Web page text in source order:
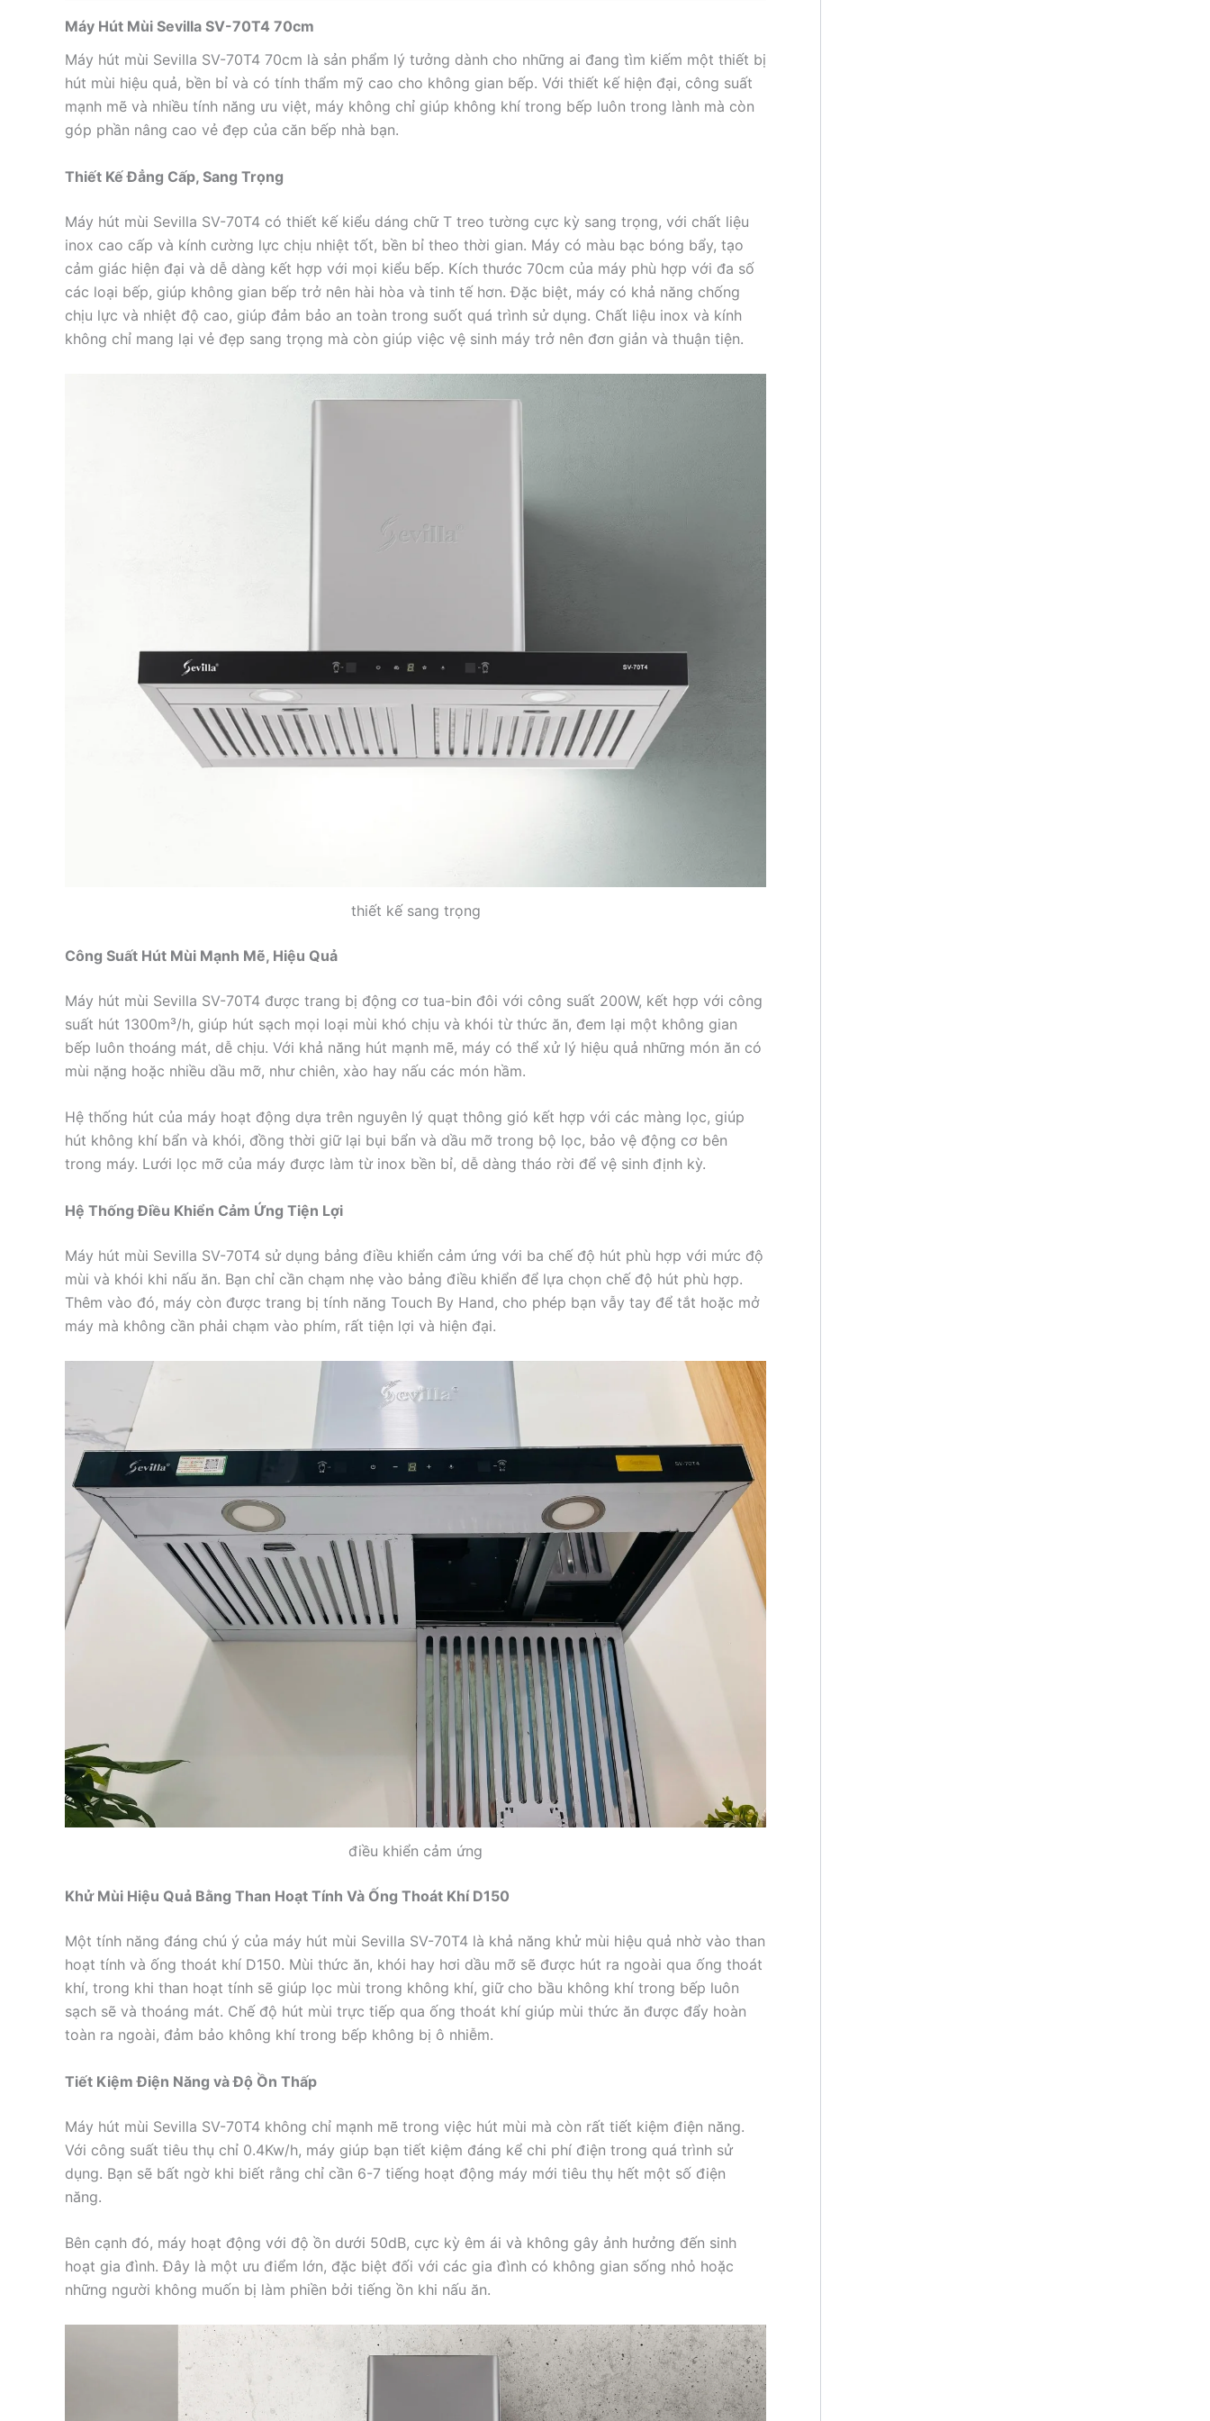
Máy Hút Mùi Sevilla SV-70T4 70cm
Máy hút mùi Sevilla SV-70T4 70cm là sản phẩm lý tưởng dành cho những ai đang tìm kiếm một thiết bị
hút mùi hiệu quả, bền bỉ và có tính thẩm mỹ cao cho không gian bếp. Với thiết kế hiện đại, công suất
mạnh mẽ và nhiều tính năng ưu việt, máy không chỉ giúp không khí trong bếp luôn trong lành mà còn
góp phần nâng cao vẻ đẹp của căn bếp nhà bạn.
Thiết Kế Đẳng Cấp, Sang Trọng
Máy hút mùi Sevilla SV-70T4 có thiết kế kiểu dáng chữ T treo tường cực kỳ sang trọng, với chất liệu
inox cao cấp và kính cường lực chịu nhiệt tốt, bền bỉ theo thời gian. Máy có màu bạc bóng bẩy, tạo
cảm giác hiện đại và dễ dàng kết hợp với mọi kiểu bếp. Kích thước 70cm của máy phù hợp với đa số
các loại bếp, giúp không gian bếp trở nên hài hòa và tinh tế hơn. Đặc biệt, máy có khả năng chống
chịu lực và nhiệt độ cao, giúp đảm bảo an toàn trong suốt quá trình sử dụng. Chất liệu inox và kính
không chỉ mang lại vẻ đẹp sang trọng mà còn giúp việc vệ sinh máy trở nên đơn giản và thuận tiện.
thiết kế sang trọng
Công Suất Hút Mùi Mạnh Mẽ, Hiệu Quả
Máy hút mùi Sevilla SV-70T4 được trang bị động cơ tua-bin đôi với công suất 200W, kết hợp với công
suất hút 1300m³/h, giúp hút sạch mọi loại mùi khó chịu và khói từ thức ăn, đem lại một không gian
bếp luôn thoáng mát, dễ chịu. Với khả năng hút mạnh mẽ, máy có thể xử lý hiệu quả những món ăn có
mùi nặng hoặc nhiều dầu mỡ, như chiên, xào hay nấu các món hầm.
Hệ thống hút của máy hoạt động dựa trên nguyên lý quạt thông gió kết hợp với các màng lọc, giúp
hút không khí bẩn và khói, đồng thời giữ lại bụi bẩn và dầu mỡ trong bộ lọc, bảo vệ động cơ bên
trong máy. Lưới lọc mỡ của máy được làm từ inox bền bỉ, dễ dàng tháo rời để vệ sinh định kỳ.
Hệ Thống Điều Khiển Cảm Ứng Tiện Lợi
Máy hút mùi Sevilla SV-70T4 sử dụng bảng điều khiển cảm ứng với ba chế độ hút phù hợp với mức độ
mùi và khói khi nấu ăn. Bạn chỉ cần chạm nhẹ vào bảng điều khiển để lựa chọn chế độ hút phù hợp.
Thêm vào đó, máy còn được trang bị tính năng Touch By Hand, cho phép bạn vẫy tay để tắt hoặc mở
máy mà không cần phải chạm vào phím, rất tiện lợi và hiện đại.
điều khiển cảm ứng
Khử Mùi Hiệu Quả Bằng Than Hoạt Tính Và Ống Thoát Khí D150
Một tính năng đáng chú ý của máy hút mùi Sevilla SV-70T4 là khả năng khử mùi hiệu quả nhờ vào than
hoạt tính và ống thoát khí D150. Mùi thức ăn, khói hay hơi dầu mỡ sẽ được hút ra ngoài qua ống thoát
khí, trong khi than hoạt tính sẽ giúp lọc mùi trong không khí, giữ cho bầu không khí trong bếp luôn
sạch sẽ và thoáng mát. Chế độ hút mùi trực tiếp qua ống thoát khí giúp mùi thức ăn được đẩy hoàn
toàn ra ngoài, đảm bảo không khí trong bếp không bị ô nhiễm.
Tiết Kiệm Điện Năng và Độ Ồn Thấp
Máy hút mùi Sevilla SV-70T4 không chỉ mạnh mẽ trong việc hút mùi mà còn rất tiết kiệm điện năng.
Với công suất tiêu thụ chỉ 0.4Kw/h, máy giúp bạn tiết kiệm đáng kể chi phí điện trong quá trình sử
dụng. Bạn sẽ bất ngờ khi biết rằng chỉ cần 6-7 tiếng hoạt động máy mới tiêu thụ hết một số điện
năng.
Bên cạnh đó, máy hoạt động với độ ồn dưới 50dB, cực kỳ êm ái và không gây ảnh hưởng đến sinh
hoạt gia đình. Đây là một ưu điểm lớn, đặc biệt đối với các gia đình có không gian sống nhỏ hoặc
những người không muốn bị làm phiền bởi tiếng ồn khi nấu ăn.